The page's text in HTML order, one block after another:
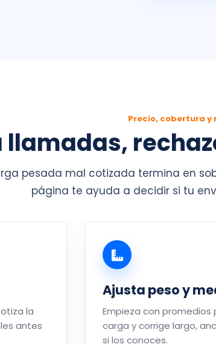
Precio, cobertura y
llamadas,
pesada mal cotizada termina en
página te ayuda a decidir si tu
la
antes
Ajusta peso y
Empieza con promedios
carga y corrige largo,
si los conoces.